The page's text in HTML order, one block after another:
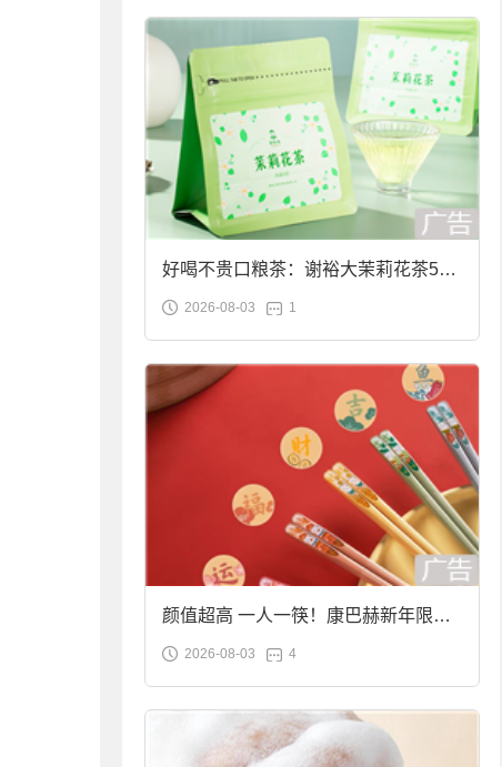
好喝不贵口粮茶：谢裕大茉莉花茶50g
袋装9.9元到手
2026-08-03 1
颜值超高 一人一筷！康巴赫新年限定
合金筷子大促：19.9元
2026-08-03 4